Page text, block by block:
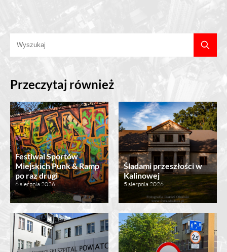
Przeczytaj również
Festiwal Sportów
Miejskich Punk & Ramp
po raz drugi
6 sierpnia 2026
Śladami przeszłości w
Kalinowej
5 sierpnia 2026